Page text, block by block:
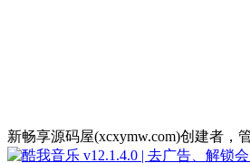
新畅享源码屋(xcxymw.com)创建者，